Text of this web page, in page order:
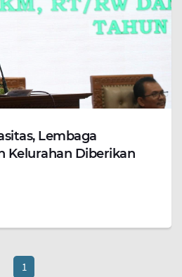
Lembaga
Kelurahan Diberikan
1